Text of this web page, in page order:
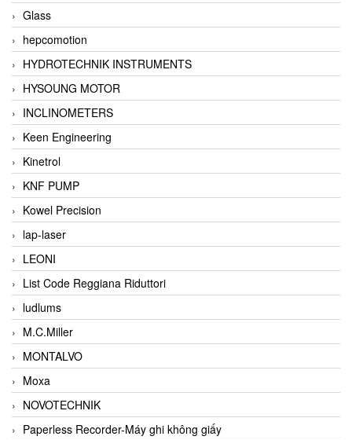
Glass
hepcomotion
HYDROTECHNIK INSTRUMENTS
HYSOUNG MOTOR
INCLINOMETERS
Keen Engineering
Kinetrol
KNF PUMP
Kowel Precision
lap-laser
LEONI
List Code Reggiana Riduttori
ludlums
M.C.Miller
MONTALVO
Moxa
NOVOTECHNIK
Paperless Recorder-Máy ghi không giấy